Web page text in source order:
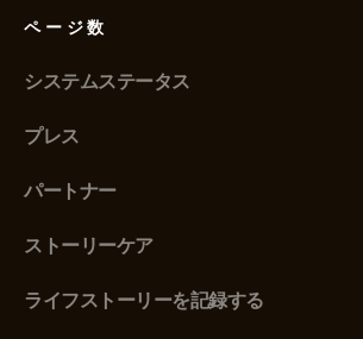
ページ数
システムステータス
プレス
パートナー
ストーリーケア
ライフストーリーを記録する